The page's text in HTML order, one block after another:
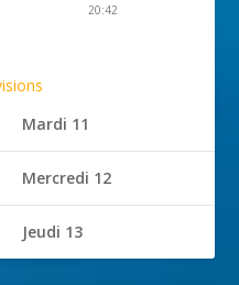
20:42
Mardi 11
Mercredi 12
Jeudi 13